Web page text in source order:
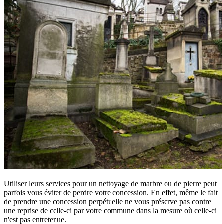
Utiliser leurs services pour un nettoyage de marbre ou de pierre peut
parfois vous éviter de perdre votre concession. En effet, même le fait
de prendre une concession perpétuelle ne vous préserve pas contre
une reprise de celle-ci par votre commune dans la mesure où celle-ci
n'est pas entretenue.